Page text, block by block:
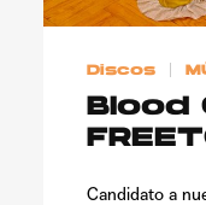
Discos
Blood
Candidato a